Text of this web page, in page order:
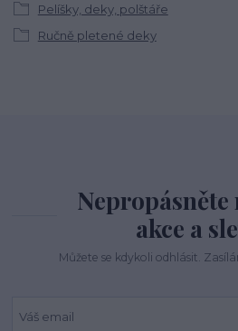
Pelíšky, deky, polštáře
Ručně pletené deky
akce a
Můžete se kdykoli odhlásit.